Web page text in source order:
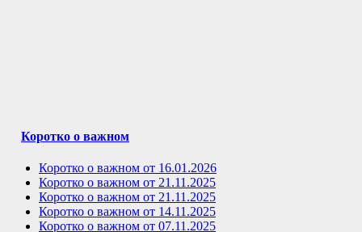
Коротко о важном
Коротко о важном от 16.01.2026
Коротко о важном от 21.11.2025
Коротко о важном от 21.11.2025
Коротко о важном от 14.11.2025
Коротко о важном от 07.11.2025